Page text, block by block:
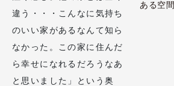
違う・・・こんなに気持ち
のいい家があるなんて知ら
なかった。この家に住んだ
ら幸せになれるだろうなあ
と思いました」という奥
ある空間